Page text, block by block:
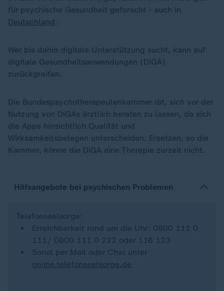
für psychische Gesundheit geforscht - auch in
Deutschland .
Wer bis dahin digitale Unterstützung sucht, kann auf
digitale Gesundheitsanwendungen (DiGA)
zurückgreifen.
Die Bundespsychotherapeutenkammer rät, sich vor der
Nutzung von DiGAs ärztlich beraten zu lassen, da sich
die Apps hinsichtlich Qualität und
Wirksamkeitsbelegen unterscheiden. Ersetzen, so die
Kammer, könne die DiGA eine Therapie zurzeit nicht.
Hilfsangebote bei psychischen Problemen
Telefonseelsorge:
Erreichbarkeit rund um die Uhr: 0800 111 0
111/ 0800 111 0 222 oder 116 123
Sonst per Mail oder Chat unter
online.telefonseelsorge.de